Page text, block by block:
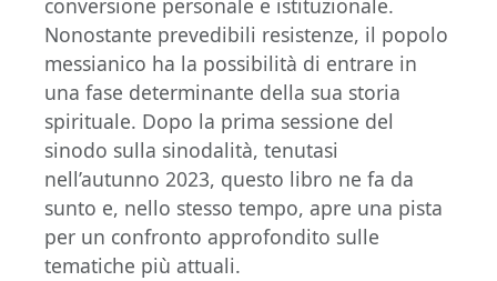
conversione personale e istituzionale.
Nonostante prevedibili resistenze, il popolo
messianico ha la possibilità di entrare in
una fase determinante della sua storia
spirituale. Dopo la prima sessione del
sinodo sulla sinodalità, tenutasi
nell’autunno 2023, questo libro ne fa da
sunto e, nello stesso tempo, apre una pista
per un confronto approfondito sulle
tematiche più attuali.